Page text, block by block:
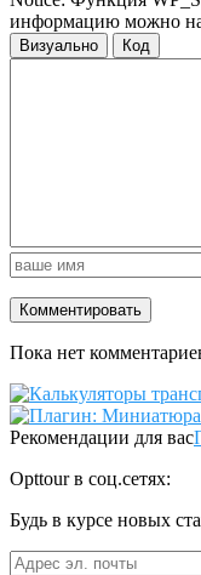
информацию можно
Визуально Код
Пока нет
Рекомендации для вас
Opttour в соц.сетях:
Будь в курсе новых